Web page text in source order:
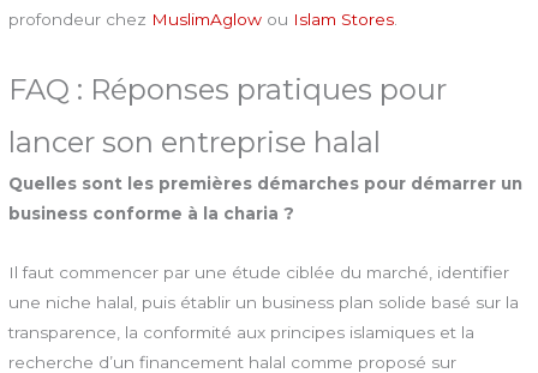
profondeur chez MuslimAglow ou Islam Stores
FAQ : Réponses pratiques pour
lancer son entreprise halal
Quelles sont les premières démarches pour démarrer un
business conforme à la charia ?
Il faut commencer par une étude ciblée du marché, identifier
une niche halal, puis établir un business plan solide basé sur la
transparence, la conformité aux principes islamiques et la
recherche d’un financement halal comme proposé sur